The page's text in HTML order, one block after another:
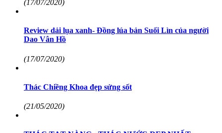
(17/07/2020)
Review dải lụa xanh- Đồng lúa bản Suối Lìn của người
Dao Vân Hồ
(17/07/2020)
Thác Chiềng Khoa đẹp sửng sốt
(21/05/2020)